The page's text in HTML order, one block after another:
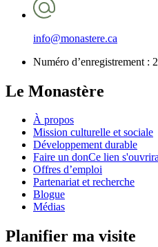
info@monastere.ca
Numéro d’enregistrement :
Le Monastère
À propos
Mission culturelle et sociale
Développement durable
Faire un donCe lien
Offres d’emploi
Partenariat et recherche
Blogue
Médias
Planifier ma visite